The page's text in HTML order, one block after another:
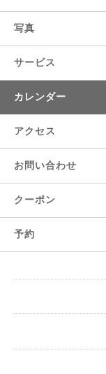
写真
サービス
カレンダー
アクセス
お問い合わせ
クーポン
予約